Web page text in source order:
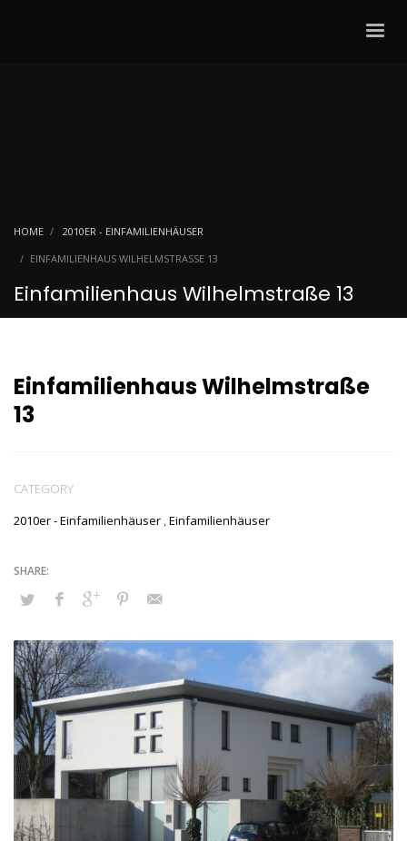
HOME
2010ER - EINFAMILIENHÄUSER
EINFAMILIENHAUS WILHELMSTRASSE 13
Einfamilienhaus Wilhelmstraße 13
Einfamilienhaus Wilhelmstraße
13
CATEGORY
2010er - Einfamilienhäuser ,Einfamilienhäuser